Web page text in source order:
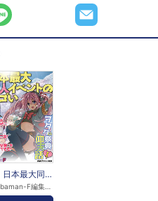
日本最大同人イベントのスゴい話